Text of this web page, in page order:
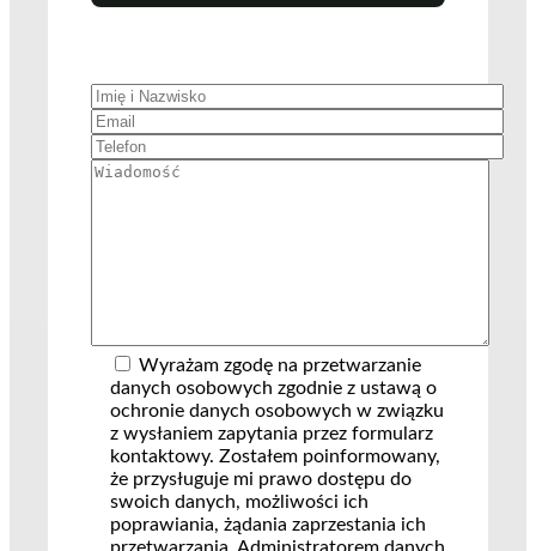
Wyrażam zgodę na przetwarzanie
danych osobowych zgodnie z ustawą o
ochronie danych osobowych w związku
z wysłaniem zapytania przez formularz
kontaktowy. Zostałem poinformowany,
że przysługuje mi prawo dostępu do
swoich danych, możliwości ich
poprawiania, żądania zaprzestania ich